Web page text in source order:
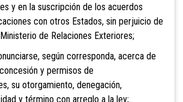
y en la suscripción de los acuerdos
con otros Estados, sin perjuicio de
de Relaciones Exteriores;
según corresponda, acerca de
y permisos de
su otorgamiento, denegación,
y término con arreglo a la ley;